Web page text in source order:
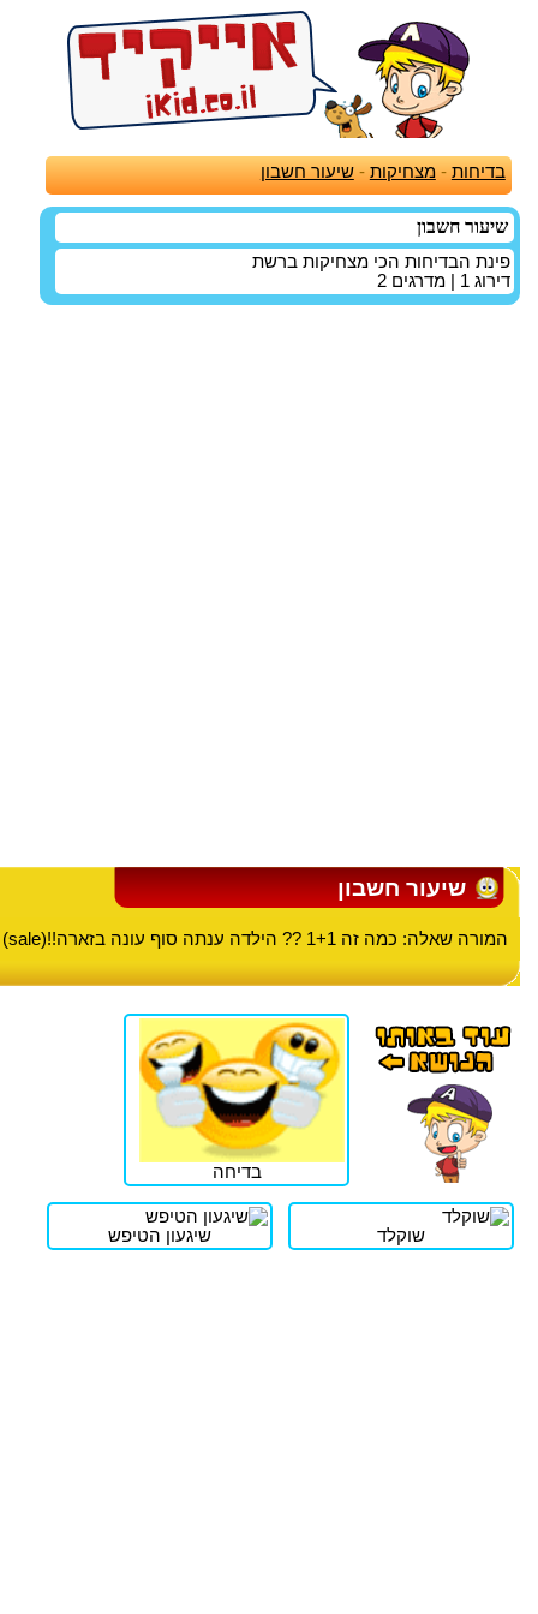
בדיחות -מצחיקות -שיעור חשבון
שיעור חשבון
פינת הבדיחות הכי מצחיקות ברשת
דירוג 1 | מדרגים 2
שיעור חשבון
המורה שאלה: כמה זה 1+1 ?? הילדה ענתה סוף עונה בזארה!!(sale)
בדיחה
שוקלד שיגעון הטיפש